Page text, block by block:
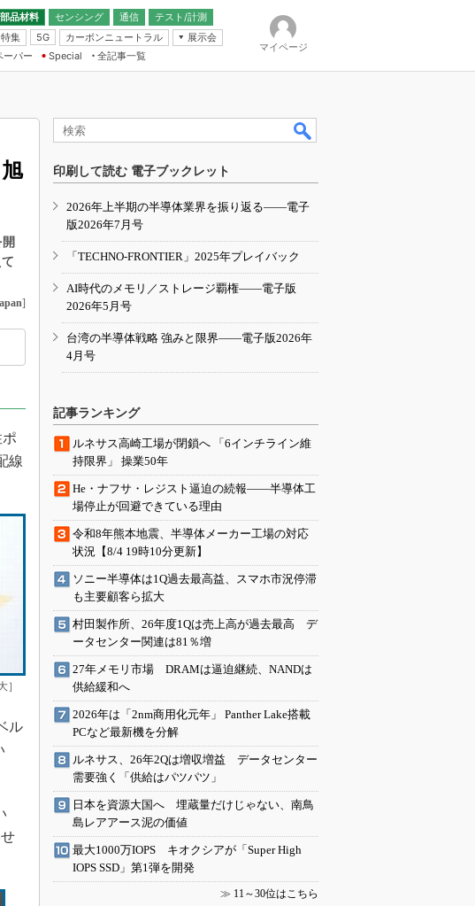
部品材料 センシング
通信
テスト/計測
集
5G カーボンニュートラル
展示会
IoT・エッジコンピューティング
EXPO
TECHNO-FRONTIER
人とくるま展
ーパー
Special
全記事一覧
マイページ
]
線
］
ル
印刷して読む 電子ブックレット
2026年上半期の半導体業界を振り返る――電子
版2026年7月号
「TECHNO-FRONTIER」2025年プレイバック
AI時代のメモリ／ストレージ覇権――電子版
2026年5月号
台湾の半導体戦略 強みと限界――電子版2026年
4月号
記事ランキング
ルネサス高崎工場が閉鎖へ 「6インチライン維
持限界」 操業50年
He・ナフサ・レジスト逼迫の続報――半導体工
場停止が回避できている理由
令和8年熊本地震、半導体メーカー工場の対応
状況【8/4 19時10分更新】
ソニー半導体は1Q過去最高益、スマホ市況停滞
も主要顧客ら拡大
村田製作所、26年度1Qは売上高が過去最高 デ
ータセンター関連は81％増
27年メモリ市場 DRAMは逼迫継続、NANDは
供給緩和へ
2026年は「2nm商用化元年」 Panther Lake搭載
PCなど最新機を分解
ルネサス、26年2Qは増収増益 データセンター
需要強く「供給はパツパツ」
日本を資源大国へ 埋蔵量だけじゃない、南鳥
島レアアース泥の価値
最大1000万IOPS キオクシアが「Super High
IOPS SSD」第1弾を開発
≫ 11～30位はこちら